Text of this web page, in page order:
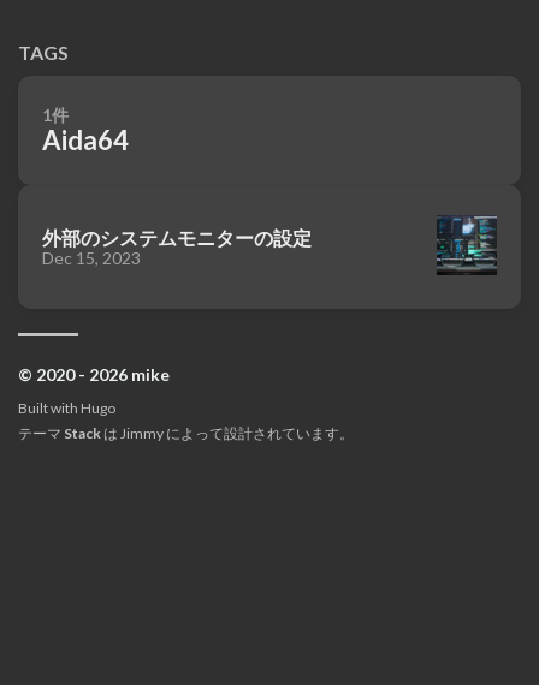
TAGS
1件
Aida64
外部のシステムモニターの設定
Dec 15, 2023
© 2020 - 2026 mike
Built with Hugo
テーマ Stack は Jimmy によって設計されています。